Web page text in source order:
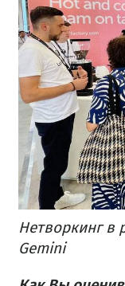
Нетворкинг в
Gemini